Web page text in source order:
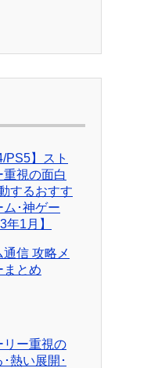
PS5】スト
重視の面白
するおすす
ム･神ゲー
年1月】
通信 攻略メ
まとめ
リー重視の
熱い展開･